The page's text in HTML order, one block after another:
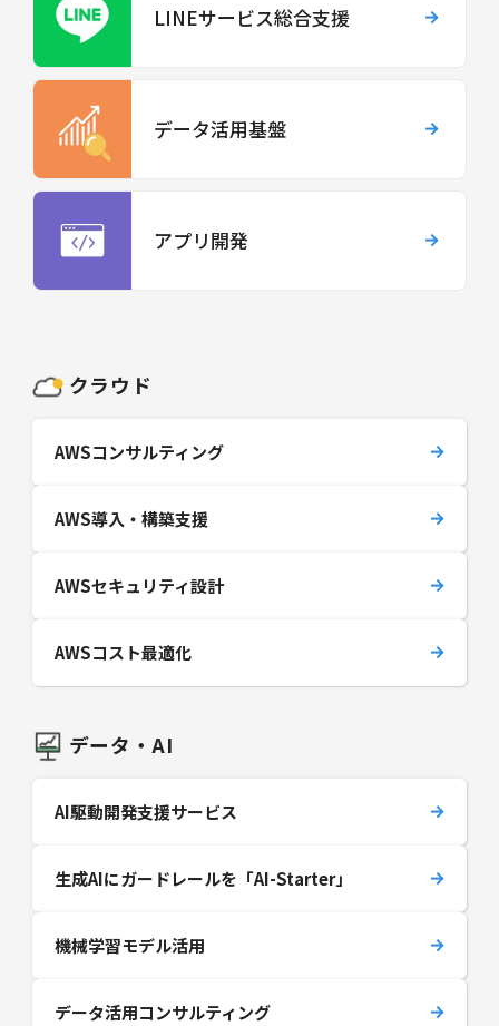
LINEサービス総合支援
データ活用基盤
アプリ開発
クラウド
AWSコンサルティング
AWS導入・構築支援
AWSセキュリティ設計
AWSコスト最適化
データ・AI
AI駆動開発支援サービス
生成AIにガードレールを「AI-Starter」
機械学習モデル活用
データ活用コンサルティング